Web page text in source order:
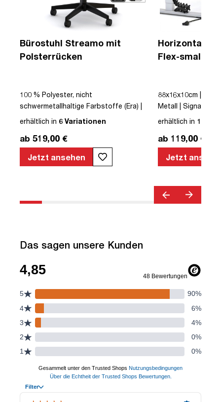
Bürostuhl Streamo mit
Polsterrücken
100 % Polyester, nicht
schwermetallhaltige Farbstoffe (Era) |
Schwarz | Drehstuhl | Polsterrücken |
Höhenverstellbar | Verstellbare
Armlehnen | Verstellbare Rückenlehne |
Belastbar bis 120kg | Textil | Schwarz |
erhältlich in 6 Variationen
ab 519,00 €
Jetzt ansehen
Horizontaler
Flex-small +
88x16x10cm |
Metall | Signalweiß
erhältlich in 12
ab 119,00 €
Jetzt
Das sagen unsere Kunden